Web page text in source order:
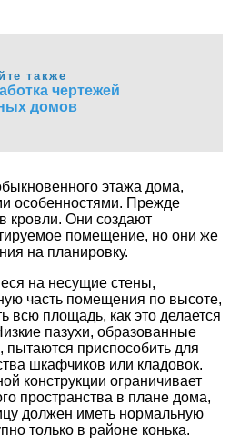
также
чертежей
домов
этажа дома,
особенностями. Прежде
кровли. Они создают
помещение, но они же
на планировку.
на несущие стены,
часть помещения по высоте,
всю площадь, как это делается
пазухи, образованные
пытаются приспособить для
шкафчиков или кладовок.
конструкции ограничивает
пространства в плане дома,
должен иметь нормальную
только в районе конька.